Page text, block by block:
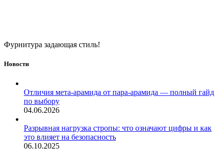
Фурнитура задающая стиль!
Новости
Отличия мета-арамида от пара-арамида — полный гайд
по выбору
04.06.2026
Разрывная нагрузка стропы: что означают цифры и как
это влияет на безопасность
06.10.2025